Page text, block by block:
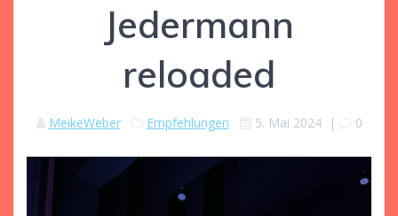
Jedermann
reloaded
MeikeWeber Empfehlungen 5. Mai 2024| 0